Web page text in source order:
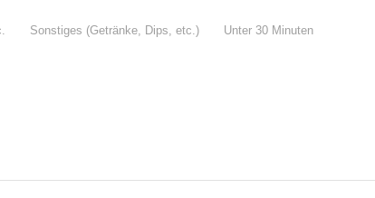
Sonstiges (Getränke, Dips, etc.) Unter 30 Minuten